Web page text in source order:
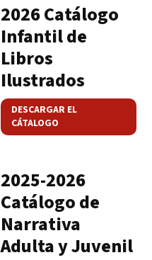
2026 Catálogo
Infantil de
Libros
Ilustrados
DESCARGAR EL
CÁTALOGO
2025-2026
Catálogo de
Narrativa
Adulta y Juvenil